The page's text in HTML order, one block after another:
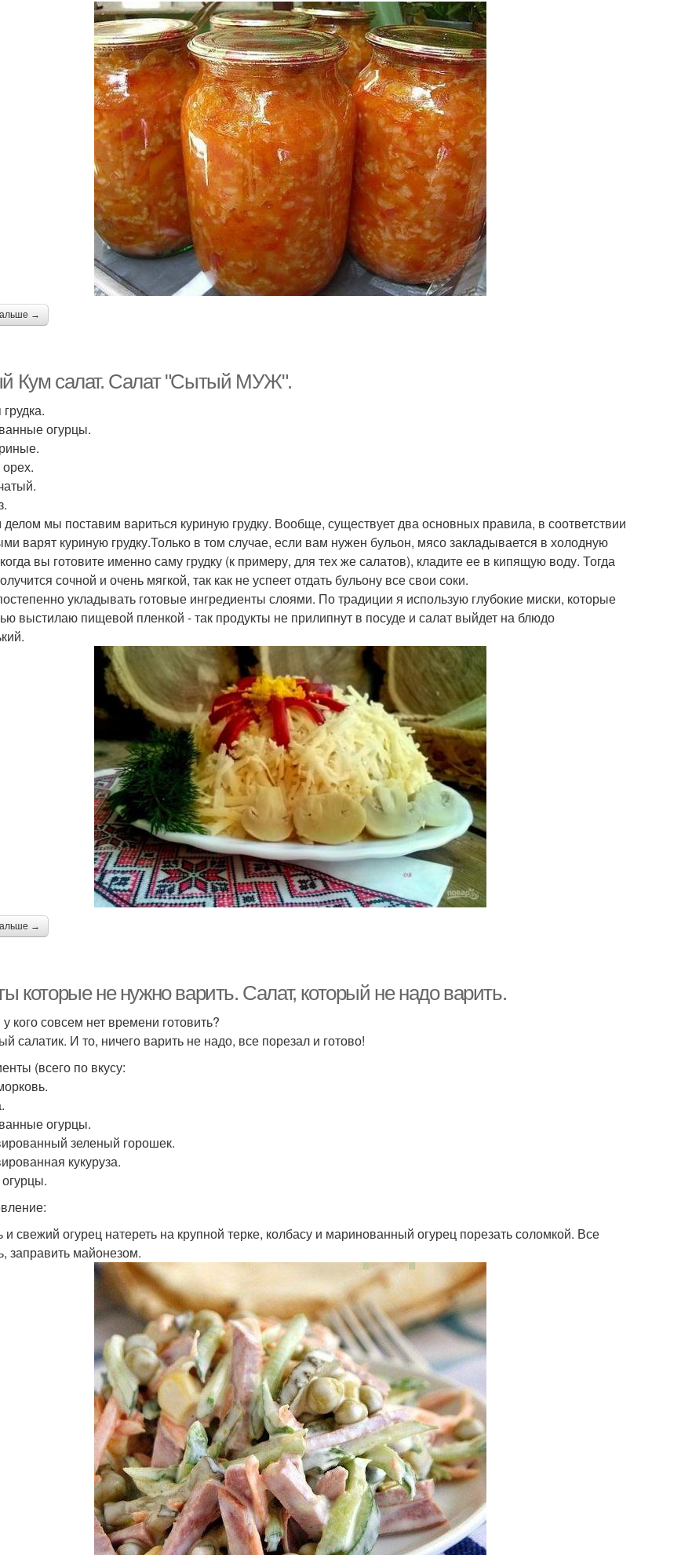
→
Кум салат. Салат "Сытый МУЖ".
огурцы.
мы поставим вариться куриную грудку. Вообще, существует два основных правила, в соответствии
варят куриную грудку.Только в том случае, если вам нужен бульон, мясо закладывается в холодную
вы готовите именно саму грудку (к примеру, для тех же салатов), кладите ее в кипящую воду. Тогда
сочной и очень мягкой, так как не успеет отдать бульону все свои соки.
укладывать готовые ингредиенты слоями. По традиции я использую глубокие миски, которые
выстилаю пищевой пленкой - так продукты не прилипнут в посуде и салат выйдет на блюдо
→
которые не нужно варить. Салат, который не надо варить.
кого совсем нет времени готовить?
салатик. И то, ничего варить не надо, все порезал и готово!
(всего по вкусу:
огурцы.
зеленый горошек.
кукуруза.
и свежий огурец натереть на крупной терке, колбасу и маринованный огурец порезать соломкой. Все
заправить майонезом.